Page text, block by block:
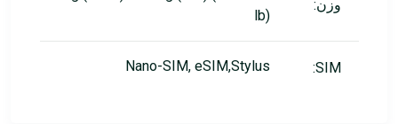
وزن:
lb)
SIM:
Nano-SIM, eSIM,Stylus